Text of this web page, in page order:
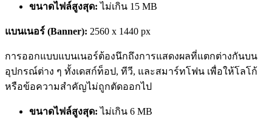
ขนาดไฟล์สูงสุด: ไม่เกิน 15 MB
แบนเนอร์ (Banner): 2560 x 1440 px
การออกแบบแบนเนอร์ต้องนึกถึงการแสดงผลที่แตกต่างกันบน
อุปกรณ์ต่าง ๆ ทั้งเดสก์ท็อป, ทีวี, และสมาร์ทโฟน เพื่อให้โลโก้
หรือข้อความสำคัญไม่ถูกตัดออกไป
ขนาดไฟล์สูงสุด:ไม่เกิน 6 MB